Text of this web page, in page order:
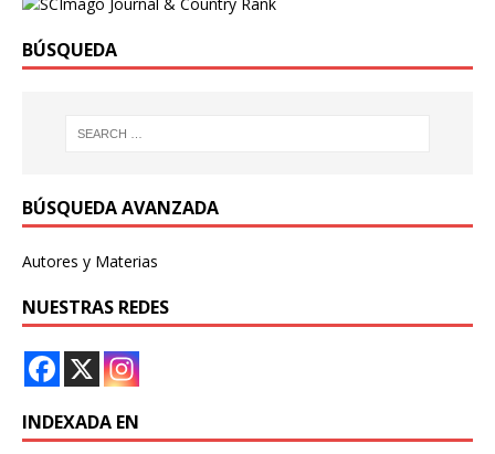
BÚSQUEDA
BÚSQUEDA AVANZADA
Autores y Materias
NUESTRAS REDES
INDEXADA EN